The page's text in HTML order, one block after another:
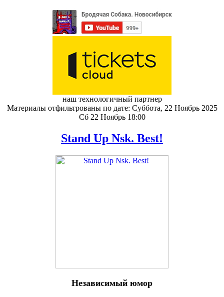
наш технологичный партнер
Материалы отфильтрованы по дате: Суббота, 22 Ноябрь 2025
Сб 22 Ноябрь 18:00
Stand Up Nsk. Best!
Независимый юмор